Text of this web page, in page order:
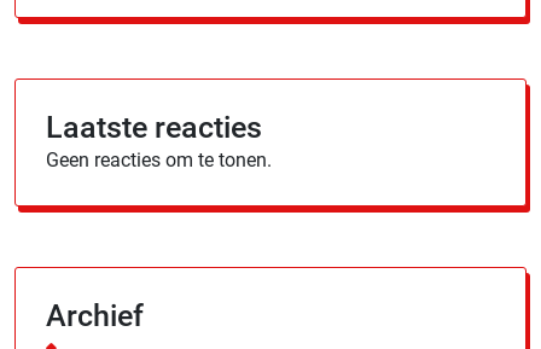
Laatste reacties
Geen reacties om te tonen.
Archief